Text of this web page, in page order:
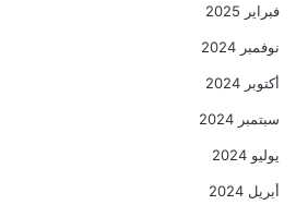
فبراير 2025
نوفمبر 2024
أكتوبر 2024
سبتمبر 2024
يوليو 2024
أبريل 2024